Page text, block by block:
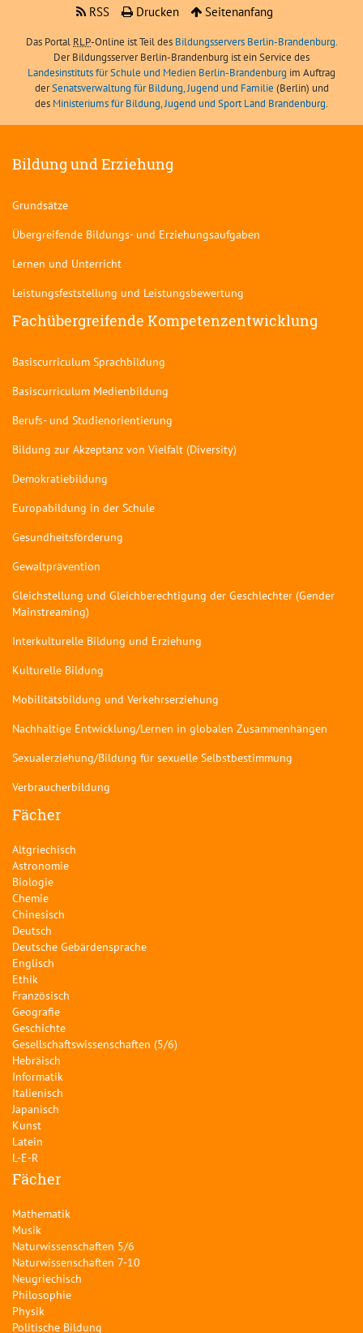
RSS
Drucken Seitenanfang
Das Portal RLP-Online ist Teil des Bildungsservers Berlin-Brandenburg.
Der Bildungsserver Berlin-Brandenburg ist ein Service des
Landesinstituts für Schule und Medien Berlin-Brandenburg im Auftrag
derSenatsverwaltung für Bildung, Jugend und Familie (Berlin) und
des Ministeriums für Bildung, Jugend und Sport Land Brandenburg.
Bildung und Erziehung
Grundsätze
Übergreifende Bildungs- und Erziehungsaufgaben
Lernen und Unterricht
Leistungsfeststellung und Leistungsbewertung
Fachübergreifende Kompetenzentwicklung
Basiscurriculum Sprachbildung
Basiscurriculum Medienbildung
Berufs- und Studienorientierung
Bildung zur Akzeptanz von Vielfalt (Diversity)
Demokratiebildung
Europabildung in der Schule
Gesundheitsförderung
Gewaltprävention
Gleichstellung und Gleichberechtigung der Geschlechter (Gender
Mainstreaming)
Interkulturelle Bildung und Erziehung
Kulturelle Bildung
Mobilitätsbildung und Verkehrserziehung
Nachhaltige Entwicklung/Lernen in globalen Zusammenhängen
Sexualerziehung/Bildung für sexuelle Selbstbestimmung
Verbraucherbildung
Fächer
Altgriechisch
Astronomie
Biologie
Chemie
Chinesisch
Deutsch
Deutsche Gebärdensprache
Englisch
Ethik
Französisch
Geografie
Geschichte
Gesellschaftswissenschaften (5/6)
Hebräisch
Informatik
Italienisch
Japanisch
Kunst
Latein
L-E-R
Fächer
Mathematik
Musik
Naturwissenschaften 5/6
Naturwissenschaften 7-10
Neugriechisch
Philosophie
Physik
Politische Bildung